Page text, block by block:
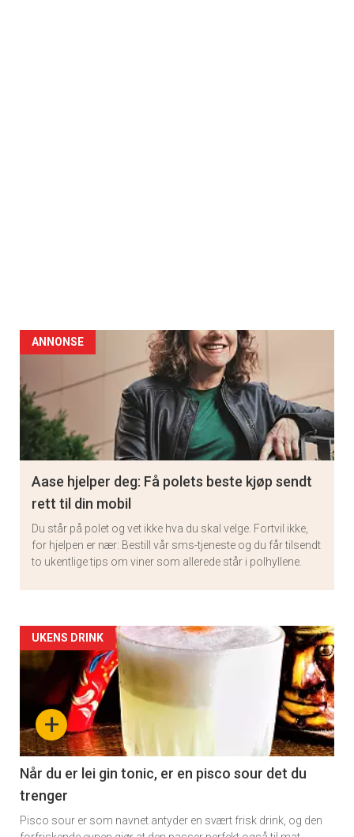
ANNONSE
Aase hjelper deg: Få polets beste kjøp sendt
rett til din mobil
Du står på polet og vet ikke hva du skal velge. Fortvil ikke,
for hjelpen er nær: Bestill vår sms-tjeneste og du får tilsendt
to ukentlige tips om viner som allerede står i polhyllene.
Artikler
detail
section
11
+
UKENS DRINK
Når du er lei gin tonic, er en pisco sour det du
trenger
Pisco sour er som navnet antyder en svært frisk drink, og den